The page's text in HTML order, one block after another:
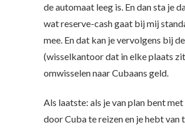
de automaat leeg is. En dan sta je
wat reserve-cash gaat bij mij
mee. En dat kan je vervolgens bij
(wisselkantoor dat in elke plaats
omwisselen naar Cubaans geld.
Als laatste: als je van plan bent met
door Cuba te reizen en je hebt van